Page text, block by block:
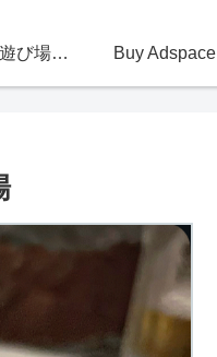
子どもと行ける遊び場・お店 Buy Adspace